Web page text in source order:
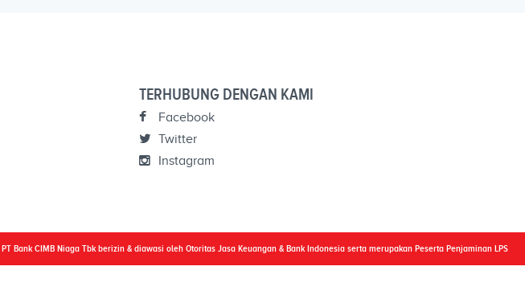
TERHUBUNG DENGAN KAMI
Facebook
Twitter
Instagram
PT Bank CIMB Niaga Tbk berizin & diawasi oleh Otoritas Jasa Keuangan & Bank Indonesia serta merupakan Peserta Penjaminan LPS